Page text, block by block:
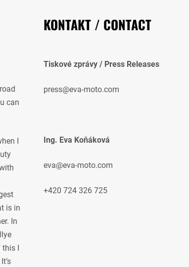
can
I
is in
In
this I
KONTAKT / CONTACT
Tiskové zprávy / Press Releases
press@eva-moto.com
Ing. Eva Koňáková
eva@eva-moto.com
+420 724 326 725